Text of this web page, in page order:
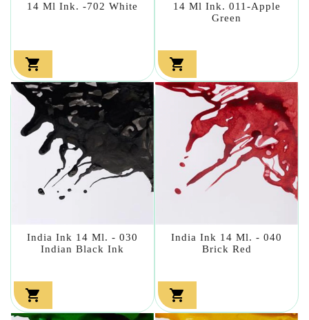
14 Ml Ink. -702 White

14 Ml Ink. 011-Apple
Green

India Ink 14 Ml. - 030
Indian Black Ink

India Ink 14 Ml. - 040
Brick Red
